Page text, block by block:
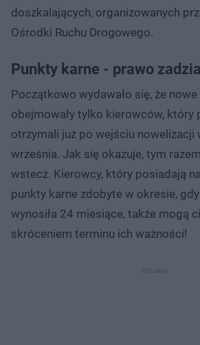
doszkalających, organizowanych
Ośrodki Ruchu Drogowego.
Punkty karne - prawo
Początkowo wydawało się, że
obejmowały tylko kierowców, który
otrzymali już po wejściu nowelizacji
września. Jak się okazuje, tym
wstecz. Kierowcy, który posiadają
punkty karne zdobyte w okresie,
wynosiła 24 miesiące, także mogą
skróceniem terminu ich ważności!